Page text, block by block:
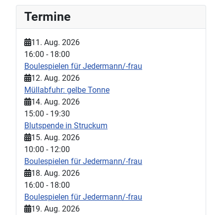
Termine
11. Aug. 2026
16:00 - 18:00
Boulespielen für Jedermann/-frau
12. Aug. 2026
Müllabfuhr: gelbe Tonne
14. Aug. 2026
15:00 - 19:30
Blutspende in Struckum
15. Aug. 2026
10:00 - 12:00
Boulespielen für Jedermann/-frau
18. Aug. 2026
16:00 - 18:00
Boulespielen für Jedermann/-frau
19. Aug. 2026